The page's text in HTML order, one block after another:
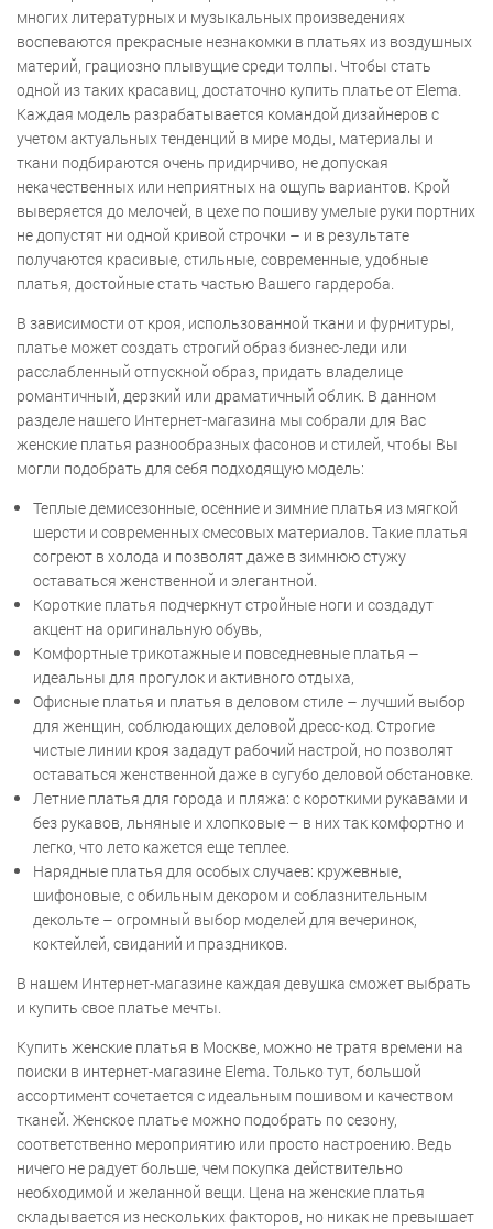
многих литературных и музыкальных произведениях
воспеваются прекрасные незнакомки в платьях из воздушных
материй, грациозно плывущие среди толпы. Чтобы стать
одной из таких красавиц, достаточно купить платье от Elema.
Каждая модель разрабатывается командой дизайнеров с
учетом актуальных тенденций в мире моды, материалы и
ткани подбираются очень придирчиво, не допуская
некачественных или неприятных на ощупь вариантов. Крой
выверяется до мелочей, в цехе по пошиву умелые руки портних
не допустят ни одной кривой строчки – и в результате
получаются красивые, стильные, современные, удобные
платья, достойные стать частью Вашего гардероба.
В зависимости от кроя, использованной ткани и фурнитуры,
платье может создать строгий образ бизнес-леди или
расслабленный отпускной образ, придать владелице
романтичный, дерзкий или драматичный облик. В данном
разделе нашего Интернет-магазина мы собрали для Вас
женские платья разнообразных фасонов и стилей, чтобы Вы
могли подобрать для себя подходящую модель:
Теплые демисезонные, осенние и зимние платья из мягкой
шерсти и современных смесовых материалов. Такие платья
согреют в холода и позволят даже в зимнюю стужу
оставаться женственной и элегантной.
Короткие платья подчеркнут стройные ноги и создадут
акцент на оригинальную обувь,
Комфортные трикотажные и повседневные платья –
идеальны для прогулок и активного отдыха,
Офисные платья и платья в деловом стиле – лучший выбор
для женщин, соблюдающих деловой дресс-код. Строгие
чистые линии кроя зададут рабочий настрой, но позволят
оставаться женственной даже в сугубо деловой обстановке.
Летние платья для города и пляжа: с короткими рукавами и
без рукавов, льняные и хлопковые – в них так комфортно и
легко, что лето кажется еще теплее.
Нарядные платья для особых случаев: кружевные,
шифоновые, с обильным декором и соблазнительным
декольте – огромный выбор моделей для вечеринок,
коктейлей, свиданий и праздников.
В нашем Интернет-магазине каждая девушка сможет выбрать
и купить свое платье мечты.
Купить женские платья в Москве, можно не тратя времени на
поиски в интернет-магазине Elema. Только тут, большой
ассортимент сочетается с идеальным пошивом и качеством
тканей. Женское платье можно подобрать по сезону,
соответственно мероприятию или просто настроению. Ведь
ничего не радует больше, чем покупка действительно
необходимой и желанной вещи. Цена на женские платья
складывается из нескольких факторов, но никак не превышает